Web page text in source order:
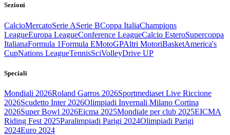
Sezioni
CalcioMercatoSerie ASerie BCoppa ItaliaChampions
LeagueEuropa LeagueConference LeagueCalcio EsteroSupercoppa
ItalianaFormula 1Formula EMotoGPAltri MotoriBasketAmerica's
CupNations LeagueTennisSciVolleyDrive UP
Speciali
Mondiali 2026Roland Garros 2026Sportmediaset Live Riccione
2026Scudetto Inter 2026Olimpiadi Invernali Milano Cortina
2026Super Bowl 2026Eicma 2025Mondiale per club 2025EICMA
Riding Fest 2025Paralimpiadi Parigi 2024Olimpiadi Parigi
2024Euro 2024